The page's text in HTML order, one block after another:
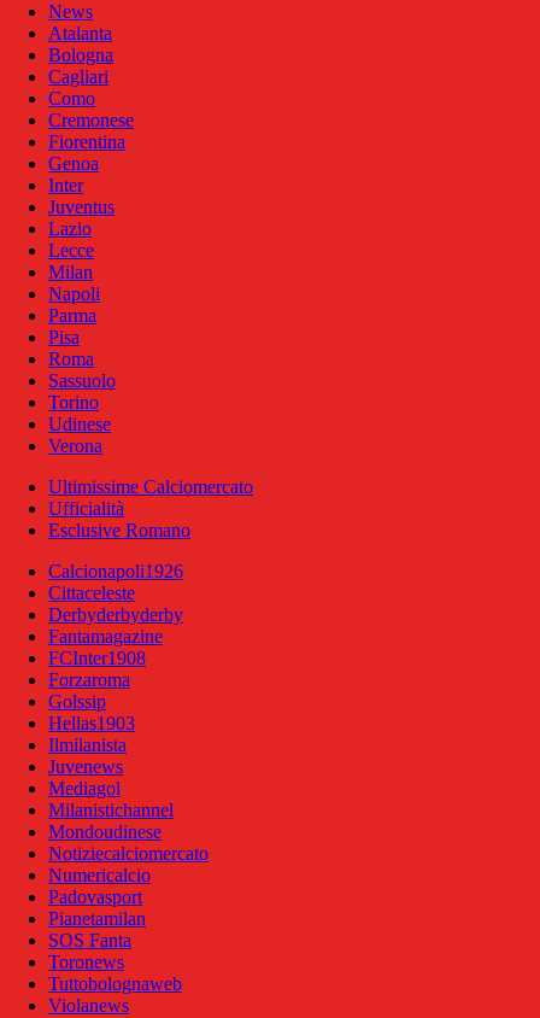
News
Atalanta
Bologna
Cagliari
Como
Cremonese
Fiorentina
Genoa
Inter
Juventus
Lazio
Lecce
Milan
Napoli
Parma
Pisa
Roma
Sassuolo
Torino
Udinese
Verona
Ultimissime Calciomercato
Ufficialità
Esclusive Romano
Calcionapoli1926
Cittaceleste
Derbyderbyderby
Fantamagazine
FCInter1908
Forzaroma
Golssip
Hellas1903
Ilmilanista
Juvenews
Mediagol
Milanistichannel
Mondoudinese
Notiziecalciomercato
Numericalcio
Padovasport
Pianetamilan
SOS Fanta
Toronews
Tuttobolognaweb
Violanews